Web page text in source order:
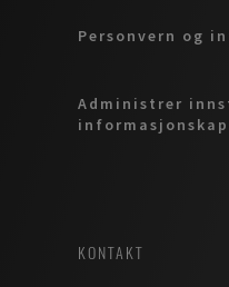
Personvern og
Administrer
KONTAKT